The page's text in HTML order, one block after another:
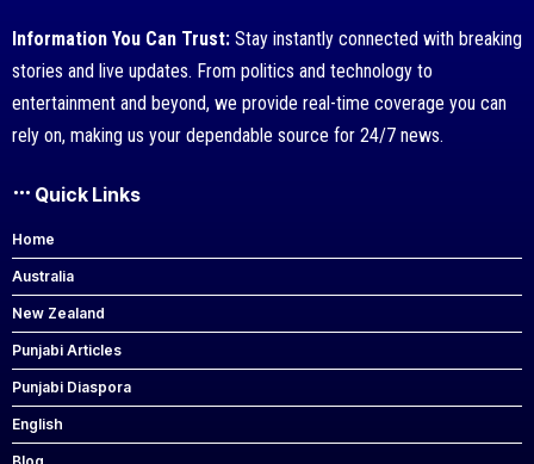
Information You Can Trust: Stay instantly connected with breaking
stories and live updates. From politics and technology to
entertainment and beyond, we provide real-time coverage you can
rely on, making us your dependable source for 24/7 news.
Quick Links
Home
Australia
New Zealand
Punjabi Articles
Punjabi Diaspora
English
Blog